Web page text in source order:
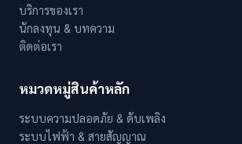
บริการของเรา
นักลงทุน & บทความ
ติดต่อเรา
หมวดหมู่สินค้าหลัก
ระบบความปลอดภัย & ดับเพลิง
ระบบไฟฟ้า & สายสัญญาณ